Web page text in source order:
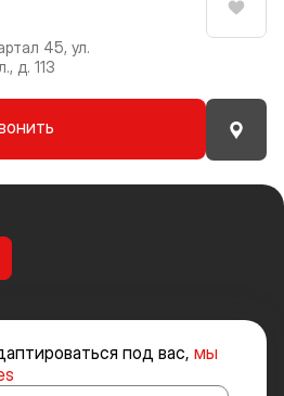
45, ул.
д. 113
под вас, мы
и иных товаров и услуг, не
исключительно информационный